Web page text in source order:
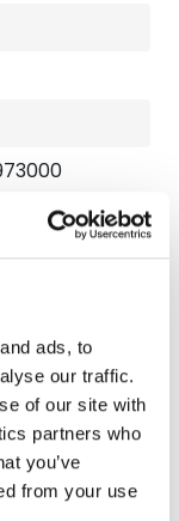
ads, to
our traffic.
of our site with
partners who
you’ve
from your use
de Bruin,